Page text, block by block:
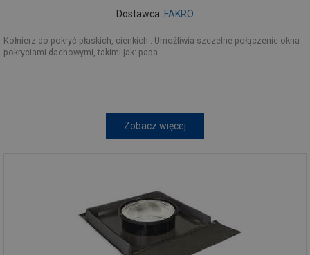
Dostawca: FAKRO
Kołnierz do pokryć płaskich, cienkich . Umożliwia szczelne połączenie okna
pokryciami dachowymi, takimi jak: papa...
Zobacz więcej